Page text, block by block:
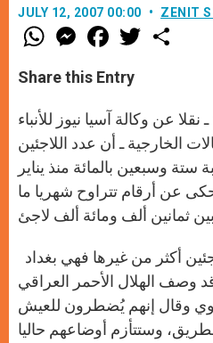
JULY 12, 2007 00:00 ZENIT
W
h
t
s
p
p
M
e
s
e
g
e
r
F
a
e
b
o
k
w
Share this Entry
نقلا عن وكالة آسيا نيوز للأنباء
الخارجية ـ أن عدد اللاجئين
ستة وسبعين بالمائة منذ يناير
عن أرقام تتراوح شهريا ما
وصف الهلال الأحمر العراقي
وقال إنهم يُضطرون للعيش
وستتأزم أوضاعهم حاليا